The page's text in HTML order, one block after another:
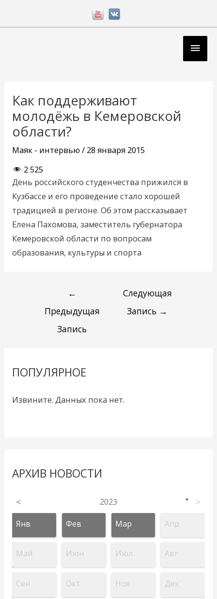
Как поддерживают
молодёжь в Кемеровской
области?
Маяк - интервью / 28 января 2015
2 525
День российского студенчества прижился в
Кузбассе и его проведение стало хорошей
традицией в регионе. Об этом рассказывает
Елена Пахомова, заместитель губернатора
Кемеровской области по вопросам
образования, культуры и спорта
записям
←
Предыдущая
Запись
Следующая
Запись →
ПОПУЛЯРНОЕ
Извините. Данных пока нет.
АРХИВ НОВОСТИ
< 2023 ▼ >
Янв Фев Мар Апр
Май Июн Июл Авг
Сен Окт Ноя Дек